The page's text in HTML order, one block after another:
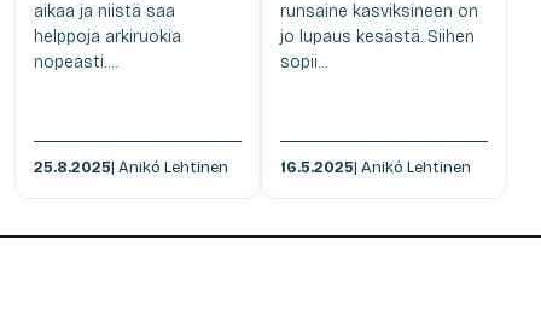
aikaa ja niistä saa
helppoja arkiruokia
nopeasti....
25.8.2025| Anikó Lehtinen
runsaine kasviksineen on
jo lupaus kesästä. Siihen
sopii...
16.5.2025| Anikó Lehtinen